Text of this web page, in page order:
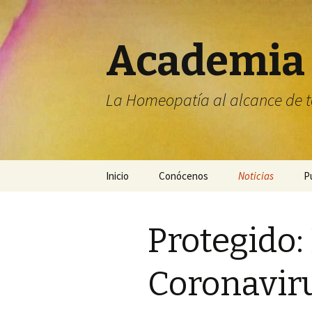
La Homeopatía al alcance de
Inicio Conócenos Noticias
Protegido: